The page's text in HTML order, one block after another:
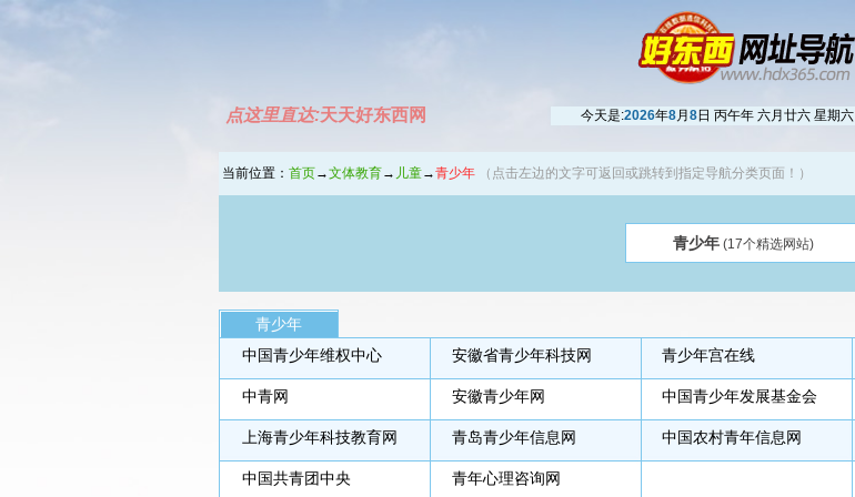
点这里直达:天天好东西网 今天是:2026年8月 8日 丙午年 六月廿六 星期六
当前位置： 首页→文体教育→ 儿童→青少年 （点击左边的文字可返回或跳转到指定导航分类页面！）
青少年(17个精选网站)
青少年
中国青少年维权中心
安徽省青少年科技网 青少年宫在线
中青网 安徽青少年网 中国青少年发展基金会
上海青少年科技教育网 青岛青少年信息网 中国农村青年信息网
中国共青团中央 青年心理咨询网